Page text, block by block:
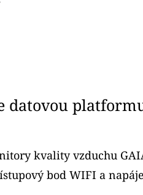
datovou
kvality vzduchu
bod WIFI a